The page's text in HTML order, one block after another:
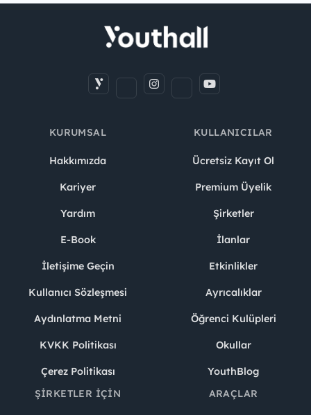
KURUMSAL
Hakkımızda
Kariyer
Yardım
E-Book
İletişime Geçin
Kullanıcı Sözleşmesi
Aydınlatma Metni
KVKK Politikası
Çerez Politikası
KULLANICILAR
Ücretsiz Kayıt Ol
Premium Üyelik
Şirketler
İlanlar
Etkinlikler
Ayrıcalıklar
Öğrenci Kulüpleri
Okullar
YouthBlog
ŞIRKETLER İÇIN
ARAÇLAR